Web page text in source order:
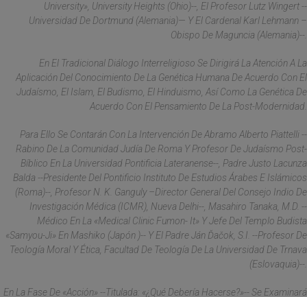
University», University Heights (Ohio)--, El Profesor Lutz Wingert --
Universidad De Dortmund (Alemania)— Y El Cardenal Karl Lehmann –
Obispo De Maguncia (Alemania)--.
En El Tradicional Diálogo Interreligioso Se Dirigirá La Atención A La
Aplicación Del Conocimiento De La Genética Humana De Acuerdo Con El
Judaísmo, El Islam, El Budismo, El Hinduismo, Así Como La Genética De
Acuerdo Con El Pensamiento De La Post-Modernidad.
Para Ello Se Contarán Con La Intervención De Abramo Alberto Piattelli --
Rabino De La Comunidad Judía De Roma Y Profesor De Judaísmo Post-
Bíblico En La Universidad Pontificia Lateranense--, Padre Justo Lacunza
Balda --Presidente Del Pontificio Instituto De Estudios Árabes E Islámicos
(Roma)--, Profesor N. K. Ganguly –director General Del Consejo Indio De
Investigación Médica (ICMR), Nueva Delhi--, Masahiro Tanaka, M.D. --
Médico En La «Medical Clinic Fumon- It» Y Jefe Del Templo Budista
«Samyou-Ji» En Mashiko (Japón )-- Y El Padre Ján Ďačok, S.I. --Profesor De
Teología Moral Y Ética, Facultad De Teología De La Universidad De Trnava
(Eslovaquia)--.
En La Fase De «Acción» --Titulada: «¿Qué Debería Hacerse?»-- Se Examinará